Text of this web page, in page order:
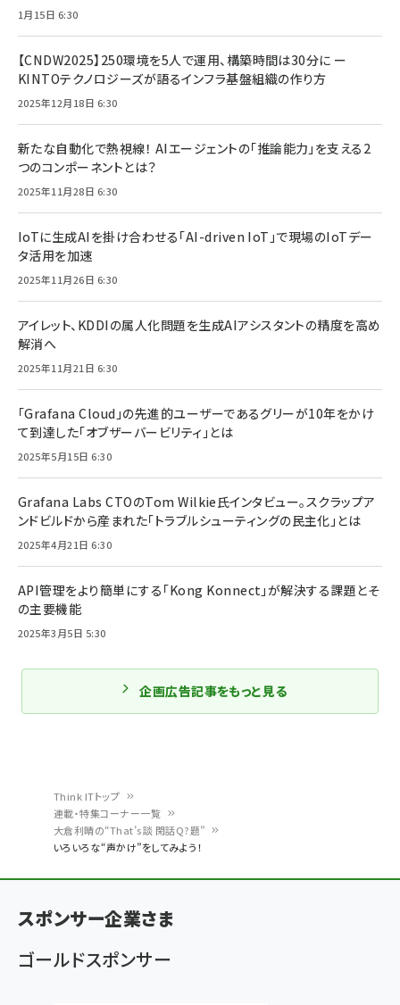
く
ず
Think ITトップ
連載・特集コーナー一覧
大倉利晴の“That’s談 閑話Q?題”
いろいろな“声かけ”をしてみよう！
1月15日 6:30
【CNDW2025】250環境を5人で運用、構築時間は30分に ー
KINTOテクノロジーズが語るインフラ基盤組織の作り方
2025年12月18日 6:30
新たな自動化で熱視線！ AIエージェントの「推論能力」を支える2
つのコンポーネントとは？
2025年11月28日 6:30
IoTに生成AIを掛け合わせる「AI-driven IoT」で現場のIoTデー
タ活用を加速
2025年11月26日 6:30
アイレット、KDDIの属人化問題を生成AIアシスタントの精度を高め
解消へ
2025年11月21日 6:30
「Grafana Cloud」の先進的ユーザーであるグリーが10年をかけ
て到達した「オブザーバービリティ」とは
2025年5月15日 6:30
Grafana Labs CTOのTom Wilkie氏インタビュー。スクラップア
ンドビルドから産まれた「トラブルシューティングの民主化」とは
2025年4月21日 6:30
API管理をより簡単にする「Kong Konnect」が解決する課題とそ
の主要機能
2025年3月5日 5:30
企画広告記事をもっと見る
スポンサー企業さま
ゴールドスポンサー